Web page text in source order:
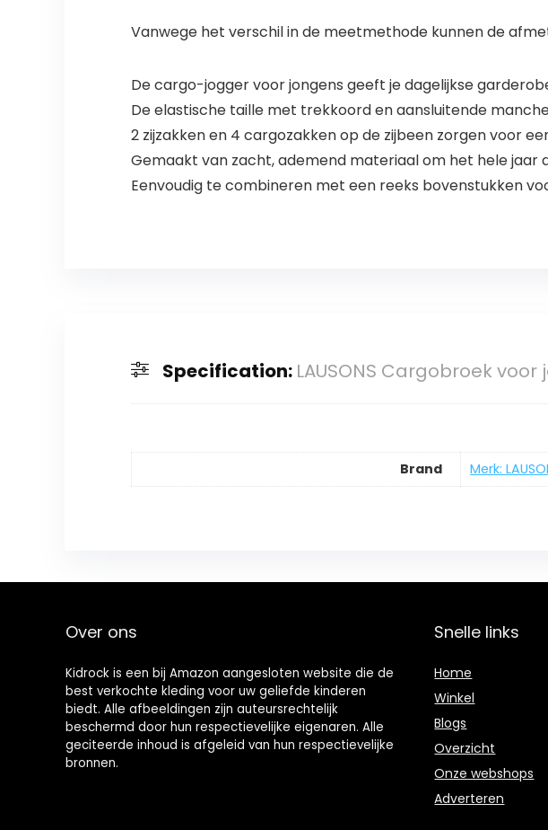
Vanwege het verschil in de meetmethode kunnen de
De cargo-jogger voor jongens geeft je dagelijkse
De elastische taille met trekkoord en aansluitende
2 zijzakken en 4 cargozakken op de zijbeen zorgen voor
Gemaakt van zacht, ademend materiaal om het hele
Eenvoudig te combineren met een reeks bovenstukken
Specification: LAUSONS Cargobroek
Brand Merk:
Over ons
Kidrock is een bij Amazon aangesloten website die de
best verkochte kleding voor uw geliefde kinderen
biedt. Alle afbeeldingen zijn auteursrechtelijk
beschermd door hun respectievelijke eigenaren. Alle
geciteerde inhoud is afgeleid van hun respectievelijke
bronnen.
Snelle links
Home
Winkel
Blogs
Overzicht
Onze webshops
Adverteren